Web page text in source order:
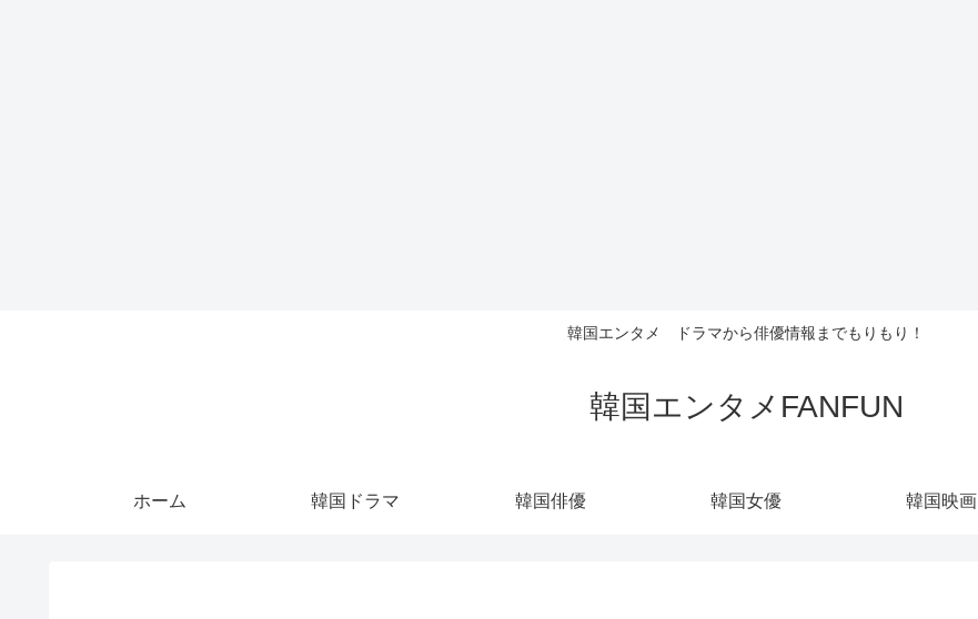
韓国エンタメ ドラマから俳優情報までもりもり！
韓国エンタメFANFUN
ホーム 韓国ドラマ 韓国俳優 韓国女優 韓国映画